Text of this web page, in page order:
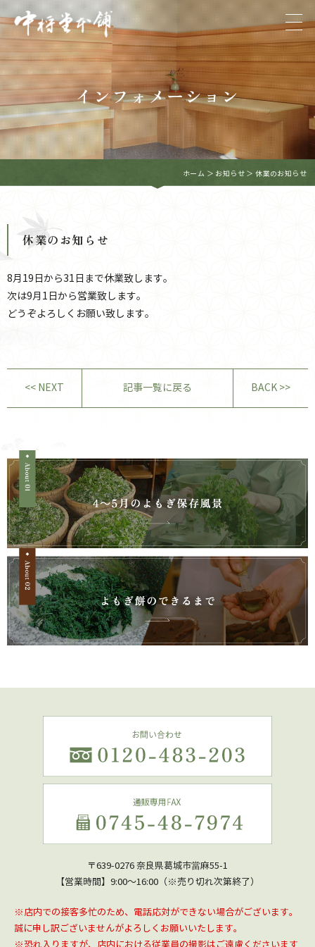
インフォメーション
ホーム ＞ お知らせ ＞ 休業のお知らせ
休業のお知らせ
8月19日から31日まで休業致します。
次は9月1日から営業致します。
どうぞよろしくお願い致します。
<< NEXT 記事一覧に戻る BACK >>
〒639-0276 奈良県葛城市當麻55-1
【営業時間】9:00～16:00（※売り切れ次第終了）
※店内での接客多忙のため、電話応対ができない場合がございます。
誠に申し訳ございませんがよろしくお願いいたします。